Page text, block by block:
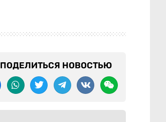
ПОДЕЛИТЬСЯ НОВОСТЬЮ